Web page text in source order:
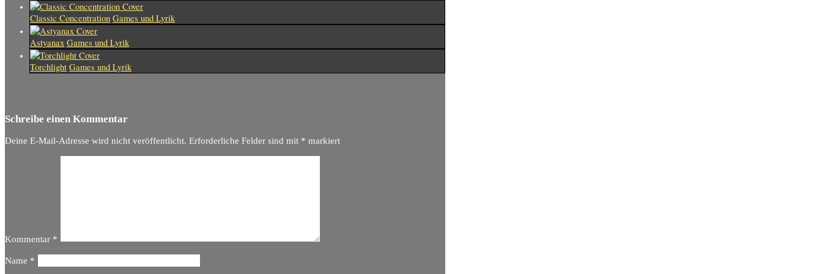
Classic Concentration Games und Lyrik
Astyanax Games und Lyrik
Torchlight Games und Lyrik
Schreibe einen Kommentar
Deine E-Mail-Adresse wird nicht veröffentlicht. Erforderliche Felder sind mit * markiert
Kommentar *
Name *